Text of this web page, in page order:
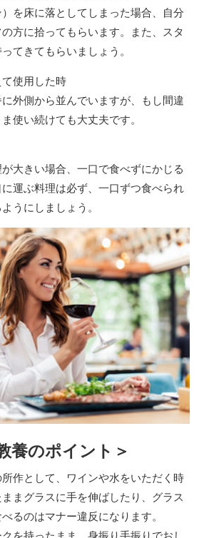
を床に落としてしまった場合、自分
方に拾ってもらいます。また、スタ
てきてもらいましょう。
使用した時
外側から並んでいますが、もし間違
使い続けても大丈夫です。
大きい場合、一口で食べずにかじる
運ぶ料理は必ず、一口ずつ食べられ
うにしましょう。
養のポイント＞
作として、ワインや水をいただく時
まグラスに手を伸ばしたり、グラス
るのはマナー違反になります。
を持ったまま、身振り手振りでおし